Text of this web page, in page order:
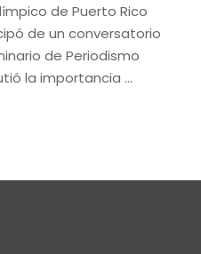
de Puerto Rico
de un conversatorio
de Periodismo
la importancia …